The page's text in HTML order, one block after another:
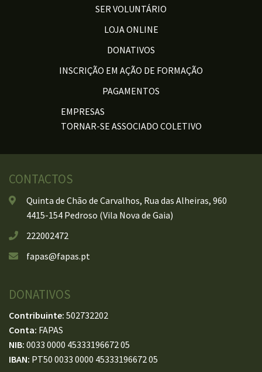
SER VOLUNTÁRIO
LOJA ONLINE
DONATIVOS
INSCRIÇÃO EM AÇÃO DE FORMAÇÃO
PAGAMENTOS
EMPRESAS
TORNAR-SE ASSOCIADO COLETIVO
CONTACTOS
Quinta de Chão de Carvalhos, Rua das Alheiras, 960
4415-154 Pedroso (Vila Nova de Gaia)
222002472
fapas@fapas.pt
DONATIVOS
Contribuinte: 502732202
Conta: FAPAS
NIB: 0033 0000 45333196672 05
IBAN: PT50 0033 0000 45333196672 05